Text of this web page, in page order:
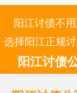
及
债…
阳江讨债不
选择阳江正规
阳江讨债